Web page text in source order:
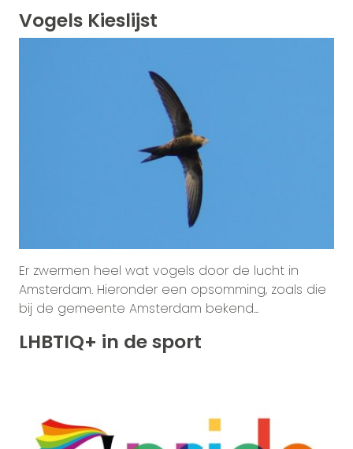
Vogels Kieslijst
Er zwermen heel wat vogels door de lucht in
Amsterdam. Hieronder een opsomming, zoals die
bij de gemeente Amsterdam bekend...
LHBTIQ+ in de sport